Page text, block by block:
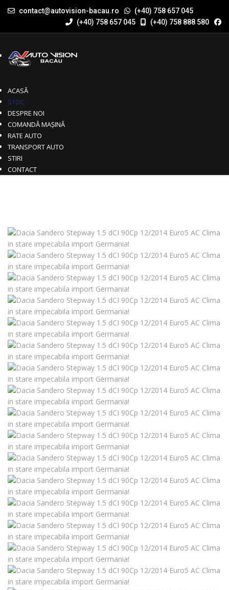
contact@autovision-bacau.ro
(+40) 758 657 045
(+40) 758 657 045
(+40) 758 888 580
ACASĂ
STOC
DESPRE NOI
COMANDĂ MAȘINĂ
RATE AUTO
TRANSPORT AUTO
STIRI
CONTACT